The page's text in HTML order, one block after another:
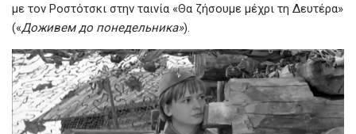
με τον Ροστότσκι στην ταινία «Θα ζήσουμε μέχρι τη Δευτέρα»
(«Доживем до понедельника»).